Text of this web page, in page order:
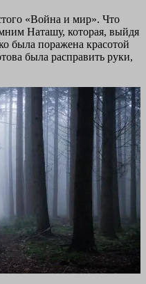
«Война и мир». Что
Наташу, которая, выйдя
была поражена красотой
была расправить руки,